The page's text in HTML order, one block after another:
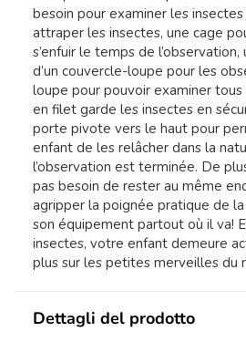
besoin pour examiner les
attraper les insectes, une cage
s’enfuir le temps de
d’un couvercle-loupe pour les
loupe pour pouvoir examiner
en filet garde les insectes en
porte pivote vers le haut pour
enfant de les relâcher dans la
l’observation est terminée. De
pas besoin de rester au même
agripper la poignée pratique de
son équipement partout où il va!
insectes, votre enfant demeure
plus sur les petites merveilles du
Dettagli del prodotto